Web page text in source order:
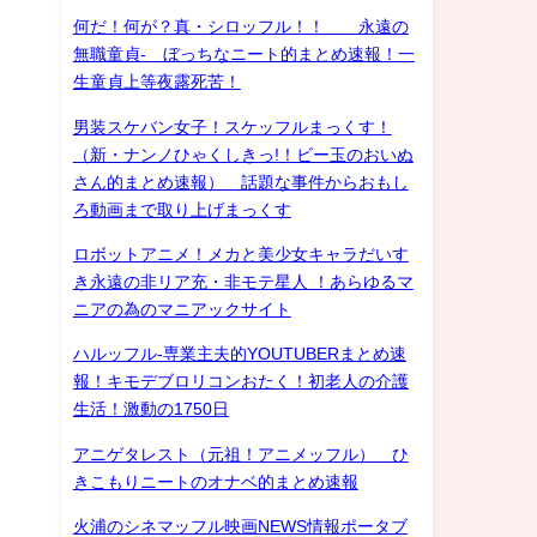
何だ！何が？真・シロッフル！！ 永遠の
無職童貞- ぼっちなニート的まとめ速報！一
生童貞上等夜露死苦！
男装スケバン女子！スケッフルまっくす！
（新・ナンノひゃくしきっ!！ビー玉のおいぬ
さん的まとめ速報） 話題な事件からおもし
ろ動画まで取り上げまっくす
ロボットアニメ！メカと美少女キャラだいす
き永遠の非リア充・非モテ星人 ！あらゆるマ
ニアの為のマニアックサイト
ハルッフル-専業主夫的YOUTUBERまとめ速
報！キモデブロリコンおたく！初老人の介護
生活！激動の1750日
アニゲタレスト（元祖！アニメッフル） ひ
きこもりニートのオナベ的まとめ速報
火浦のシネマッフル映画NEWS情報ポータブ